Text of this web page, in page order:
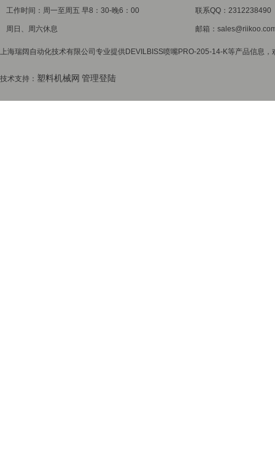
工作时间：周一至周五 早8：30-晚6：00
周日、周六休息
联系QQ：2312238490
邮箱：
上海瑞阔自动化技术有限公司专业提供DEVILBISS喷嘴PRO-205-14-K等产品信息
技术支持： 塑料机械网 管理登陆